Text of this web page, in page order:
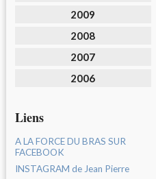
2009
2008
2007
2006
Liens
A LA FORCE DU BRAS SUR
FACEBOOK
INSTAGRAM de Jean Pierre